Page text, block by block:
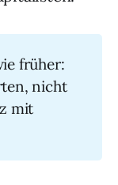
früher:
nicht
mit